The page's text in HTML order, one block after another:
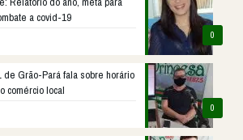
0
a covid-19
0
Grão-Pará fala sobre horário
comércio local